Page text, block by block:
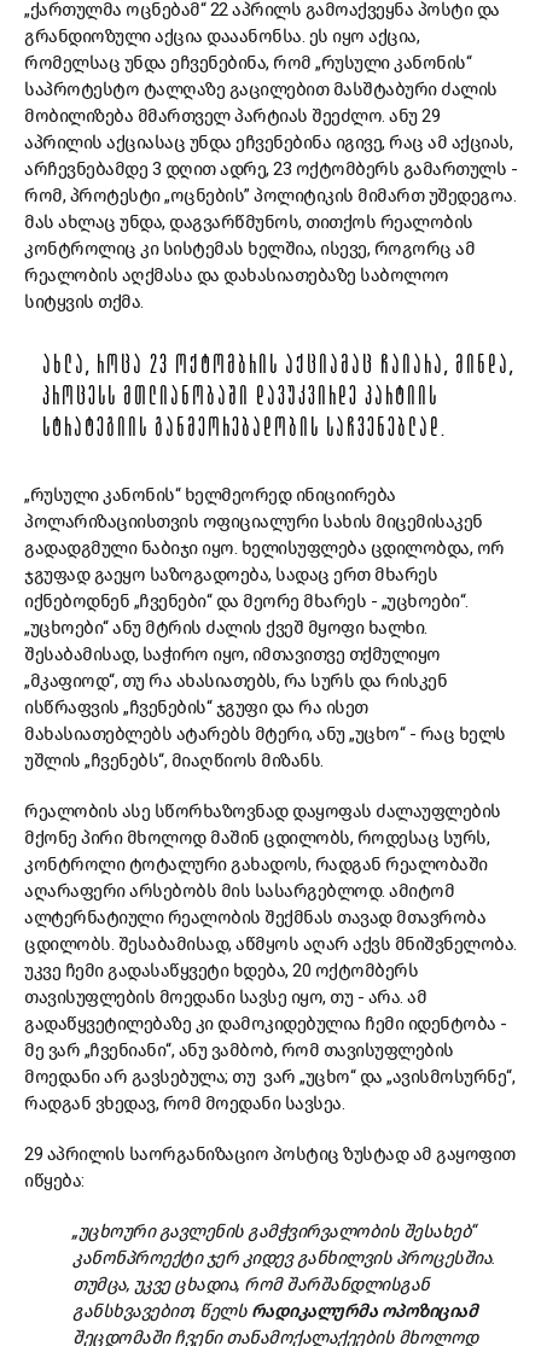
„ქართულმა ოცნებამ“ 22 აპრილს გამოაქვეყნა პოსტი და
გრანდიოზული აქცია დააანონსა. ეს იყო აქცია,
რომელსაც უნდა ეჩვენებინა, რომ „რუსული კანონის“
საპროტესტო ტალღაზე გაცილებით მასშტაბური ძალის
მობილიზება მმართველ პარტიას შეეძლო. ანუ 29
აპრილის აქციასაც უნდა ეჩვენებინა იგივე, რაც ამ აქციას,
არჩევნებამდე 3 დღით ადრე, 23 ოქტომბერს გამართულს -
რომ, პროტესტი „ოცნების” პოლიტიკის მიმართ უშედეგოა.
მას ახლაც უნდა, დაგვარწმუნოს, თითქოს რეალობის
კონტროლიც კი სისტემას ხელშია, ისევე, როგორც ამ
რეალობის აღქმასა და დახასიათებაზე საბოლოო
სიტყვის თქმა.
ᲐᲮᲚᲐ, ᲠᲝᲪᲐ 23 ᲝᲥᲢᲝᲛᲑᲠᲘᲡ ᲐᲥᲪᲘᲐᲛᲐᲪ ᲩᲐᲘᲐᲠᲐ, ᲛᲘᲜᲓᲐ,
ᲞᲠᲝᲪᲔᲡᲡ ᲛᲗᲚᲘᲐᲜᲝᲑᲐᲨᲘ ᲓᲐᲕᲣᲙᲕᲘᲠᲓᲔ ᲞᲐᲠᲢᲘᲘᲡ
ᲡᲢᲠᲐᲢᲔᲒᲘᲘᲡ ᲒᲐᲜᲛᲔᲝᲠᲔᲑᲐᲓᲝᲑᲘᲡ ᲡᲐᲩᲕᲔᲜᲔᲑᲚᲐᲓ.
„რუსული კანონის“ ხელმეორედ ინიციირება
პოლარიზაციისთვის ოფიციალური სახის მიცემისაკენ
გადადგმული ნაბიჯი იყო. ხელისუფლება ცდილობდა, ორ
ჯგუფად გაეყო საზოგადოება, სადაც ერთ მხარეს
იქნებოდნენ „ჩვენები“ და მეორე მხარეს - „უცხოები“.
„უცხოები“ ანუ მტრის ძალის ქვეშ მყოფი ხალხი.
შესაბამისად, საჭირო იყო, იმთავითვე თქმულიყო
„მკაფიოდ“, თუ რა ახასიათებს, რა სურს და რისკენ
ისწრაფვის „ჩვენების“ ჯგუფი და რა ისეთ
მახასიათებლებს ატარებს მტერი, ანუ „უცხო“ - რაც ხელს
უშლის „ჩვენებს“, მიაღწიოს მიზანს.
რეალობის ასე სწორხაზოვნად დაყოფას ძალაუფლების
მქონე პირი მხოლოდ მაშინ ცდილობს, როდესაც სურს,
კონტროლი ტოტალური გახადოს, რადგან რეალობაში
აღარაფერი არსებობს მის სასარგებლოდ. ამიტომ
ალტერნატიული რეალობის შექმნას თავად მთავრობა
ცდილობს. შესაბამისად, აწმყოს აღარ აქვს მნიშვნელობა.
უკვე ჩემი გადასაწყვეტი ხდება, 20 ოქტომბერს
თავისუფლების მოედანი სავსე იყო, თუ - არა. ამ
გადაწყვეტილებაზე კი დამოკიდებულია ჩემი იდენტობა -
მე ვარ „ჩვენიანი“, ანუ ვამბობ, რომ თავისუფლების
მოედანი არ გავსებულა; თუ ვარ „უცხო“ და „ავისმოსურნე“,
რადგან ვხედავ, რომ მოედანი სავსეა.
29 აპრილის საორგანიზაციო პოსტიც ზუსტად ამ გაყოფით
იწყება:
„უცხოურიგავლენის გამჭვირვალობის შესახებ“
კანონპროექტიჯერკიდევგანხილვის პროცესშია.
თუმცა, უკვეცხადია, რომშარშანდლისგან
განსხვავებით, წელს რადიკალურმა ოპოზიციამ
შეცდომაშიჩვენითანამოქალაქეების მხოლოდ